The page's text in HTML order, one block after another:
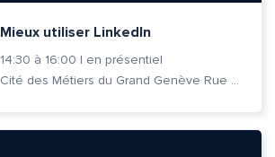
Mieux utiliser LinkedIn
14:30 à 16:00 | en présentiel
Cité des Métiers du Grand Genève Rue Prévost-Martin 6 1205 Genève